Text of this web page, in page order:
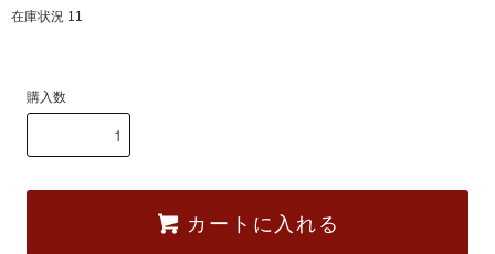
在庫状況 11
購入数
カートに入れる